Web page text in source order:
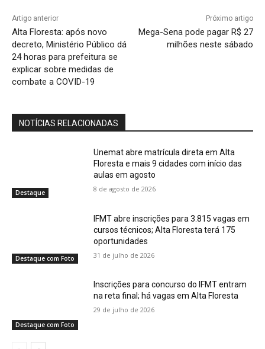
Artigo anterior
Alta Floresta: após novo
decreto, Ministério Público dá
24 horas para prefeitura se
explicar sobre medidas de
combate a COVID-19
Próximo artigo
Mega-Sena pode pagar R$ 27
milhões neste sábado
NOTÍCIAS RELACIONADAS
Destaque
Unemat abre matrícula direta em Alta
Floresta e mais 9 cidades com início das
aulas em agosto
8 de agosto de 2026
Destaque com Foto
IFMT abre inscrições para 3.815 vagas em
cursos técnicos; Alta Floresta terá 175
oportunidades
31 de julho de 2026
Destaque com Foto
Inscrições para concurso do IFMT entram
na reta final; há vagas em Alta Floresta
29 de julho de 2026